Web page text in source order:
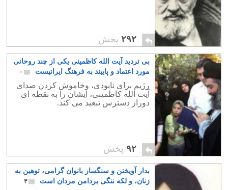
۲۹۲ پخش
بی تردید آیت الله کاظمینی یکی از چند روحانی
مورد اعتماد و پایبند به فرهنگ ایرانیست
۰
رژیم برای نابودی، وخاموش کردن صدای
آیت الله کاظمینی، ایشان را به نقطه ای
دوراز دسترس تبعید می کند.
۹۲ پخش
بدار آویختن و سنگسار بانوان گرامی، توهین به
زنان، و لکه ننگی بردامن مردان است
۳